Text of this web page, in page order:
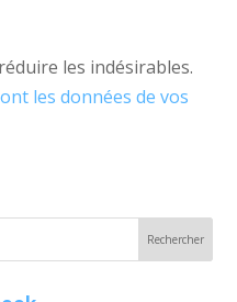
les indésirables.
les données de vos